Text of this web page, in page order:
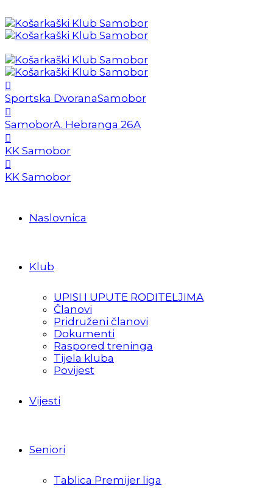
Sportska DvoranaSamobor
SamoborA. Hebranga 26A
KK Samobor
KK Samobor
Naslovnica
Klub
UPISI I UPUTE RODITELJIMA
Članovi
Pridruženi članovi
Dokumenti
Raspored treninga
Tijela kluba
Povijest
Vijesti
Seniori
Tablica Premijer liga